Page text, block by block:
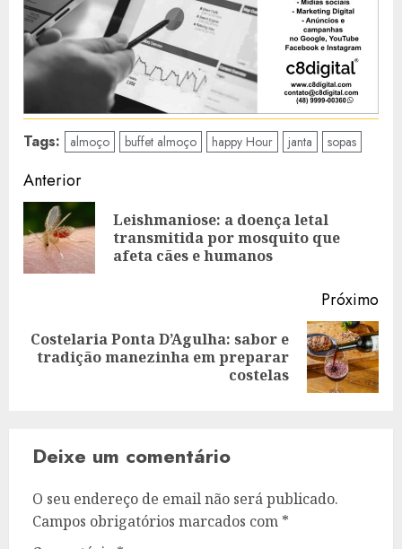
Tags: almoço buffet almoço happy Hour janta sopas
Navegação
de
artigos
Anterior
Leishmaniose: a doença letal
transmitida por mosquito que
afeta cães e humanos
Próximo
Artigo
Costelaria Ponta D’Agulha: sabor e
tradição manezinha em preparar
costelas
Deixe um comentário
O seu endereço de email não será publicado.
Campos obrigatórios marcados com *